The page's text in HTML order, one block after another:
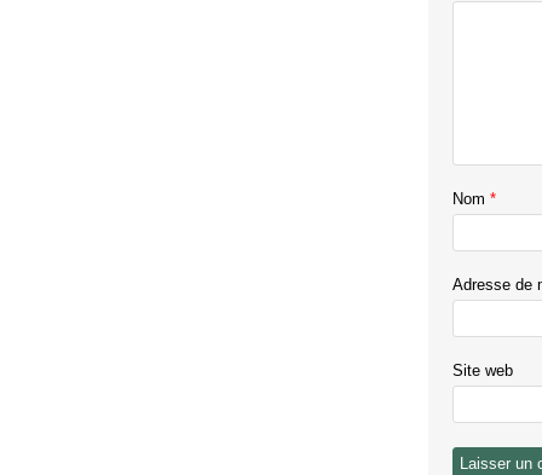
Nom *
Adresse de
Site web